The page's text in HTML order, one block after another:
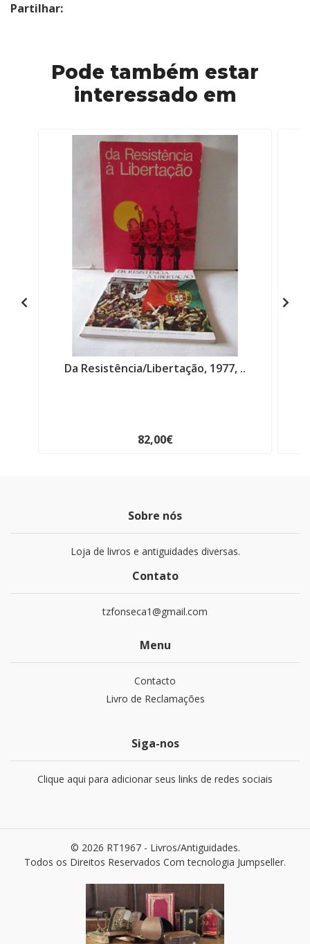
Partilhar:
Pode também estar
interessado em
Da Resistência/Libertação, 1977, ..
82,00€
Sobre nós
Loja de livros e antiguidades diversas.
Contato
tzfonseca1@gmail.com
Menu
Contacto
Livro de Reclamações
Siga-nos
Clique aqui para adicionar seus links de redes sociais
© 2026 RT1967 - Livros/Antiguidades.
Todos os Direitos Reservados Com tecnologia Jumpseller.